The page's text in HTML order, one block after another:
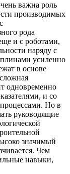
важна роль
производимых
рода
и с роботами,
наряду с
усиленно
в основе
одновременно
и со
Но в
руководящие
значимый
Чем
навыки,